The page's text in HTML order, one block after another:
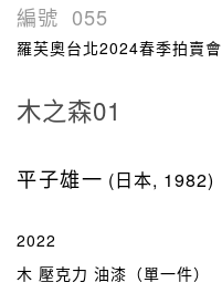
編號 055
羅芙奧台北2024春季拍賣會
木之森01
平子雄一 (日本, 1982)
2022
木 壓克力 油漆（單一件）